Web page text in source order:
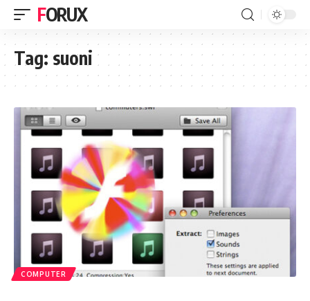
FORUX
Tag: suoni
COMPUTER